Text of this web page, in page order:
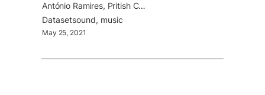
António Ramires, Pritish Chandna, Xavier Favory, Emilia Gómez, & Xavier Serra. (2020). Freesound One-Shot Percussive Sounds (Version 1.0) [Data set]. Zenodo.
Datasetsound music
May 25, 2021